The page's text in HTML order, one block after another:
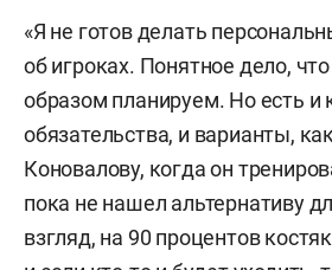
«Я не готов делать
об игроках. Понятное дело,
образом планируем. Но есть и
обязательства, и варианты,
Коновалову, когда он
пока не нашел альтернативу
взгляд, на 90 процентов